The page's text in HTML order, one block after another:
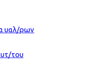
υαλ/ρων
του